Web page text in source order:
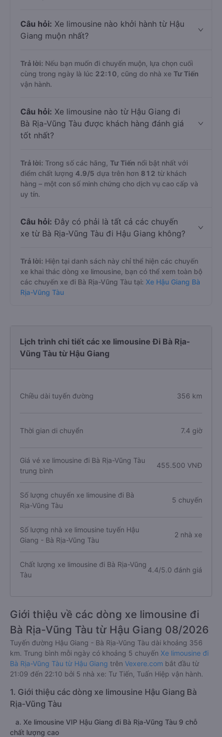
Câu hỏi: Xe limousine nào khởi hành từ Hậu
Giang muộn nhất?
Trả lời: Nếu bạn muốn đi chuyến muộn, lựa chọn cuối
cùng trong ngày là lúc 22:10 , cũng do nhà xe Tư Tiến
vận hành.
Câu hỏi: Xe limousine nào từ Hậu Giang đi
Bà Rịa-Vũng Tàu được khách hàng đánh giá
tốt nhất?
Trả lời: Trong số các hãng, Tư Tiến nổi bật nhất với
điểm chất lượng 4.9/5 dựa trên hơn 812 từ khách
hàng – một con số minh chứng cho dịch vụ cao cấp và
uy tín.
Câu hỏi: Đây có phải là tất cả các chuyến
xe từ Bà Rịa-Vũng Tàu đi Hậu Giang không?
Trả lời: Hiện tại danh sách này chỉ thể hiện các chuyến
xe khai thác dòng xe limousine, bạn có thể xem toàn bộ
các chuyến xe đi Bà Rịa-Vũng Tàu tại: Xe Hậu Giang Bà
Rịa-Vũng Tàu
Lịch trình chi tiết các xe limousine Đi Bà Rịa-
Vũng Tàu từ Hậu Giang
Chiều dài tuyến đường 356 km
Thời gian di chuyển 7.4 giờ
Giá vé xe limousine đi Bà Rịa-Vũng Tàu
trung bình
455.500 VNĐ
Số lượng chuyến xe limousine đi Bà
Rịa-Vũng Tàu
5 chuyến
Số lượng nhà xe limousine tuyến Hậu
Giang - Bà Rịa-Vũng Tàu
2 nhà xe
Chất lượng xe limousine đi Bà Rịa-Vũng
Tàu
4.4/5.0 đánh giá
Giới thiệu về các dòng xe limousine đi
Bà Rịa-Vũng Tàu từ Hậu Giang 08/2026
Tuyến đường Hậu Giang - Bà Rịa-Vũng Tàu dài khoảng 356
km. Trung bình mỗi ngày có khoảng 5 chuyến Xe limousine đi
Bà Rịa-Vũng Tàu từ Hậu Giang trên Vexere.com bắt đầu từ
21:09 đến 22:10 bởi 5 nhà xe: Tư Tiến, Tuấn Hiệp vận hành.
1. Giới thiệu các dòng xe limousine Hậu Giang Bà
Rịa-Vũng Tàu
a. Xe limousine VIP Hậu Giang đi Bà Rịa-Vũng Tàu 9 chỗ
chất lượng cao